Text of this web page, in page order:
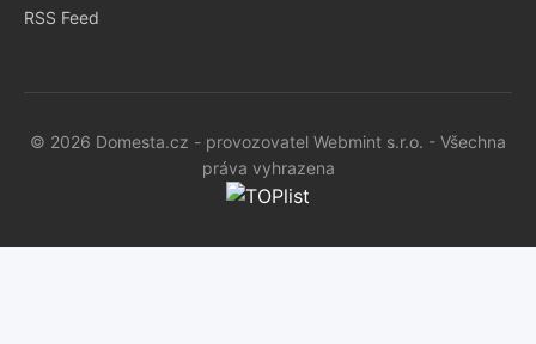
RSS Feed
© 2026 Domesta.cz - provozovatel Webmint s.r.o. - Všechna
práva vyhrazena